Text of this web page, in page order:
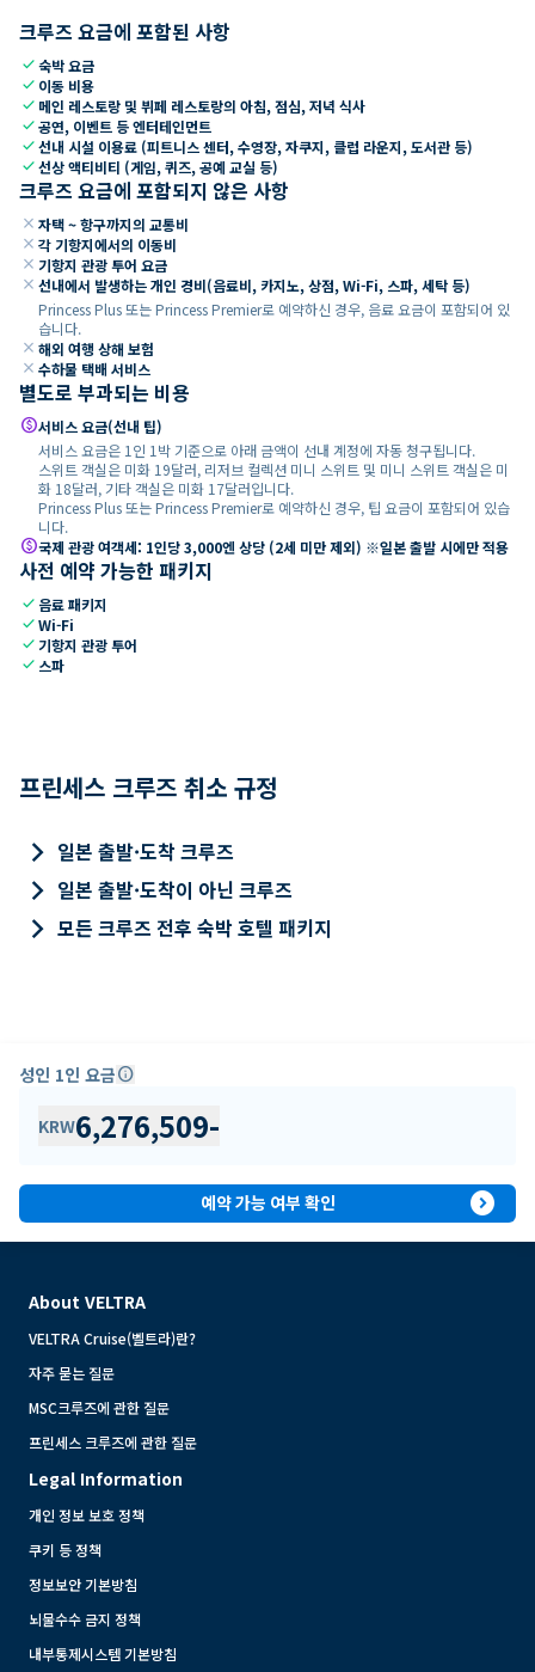
크루즈 요금에 포함된 사항
check숙박 요금
check 이동 비용
check 메인 레스토랑 및 뷔페 레스토랑의 아침, 점심, 저녁 식사
check공연, 이벤트 등 엔터테인먼트
check선내 시설 이용료 (피트니스 센터, 수영장, 자쿠지, 클럽 라운지, 도서관 등)
check선상 액티비티 (게임, 퀴즈, 공예 교실 등)
크루즈 요금에 포함되지 않은 사항
close 자택 ~ 항구까지의 교통비
close 각 기항지에서의 이동비
close 기항지 관광 투어 요금
close 선내에서 발생하는 개인 경비(음료비, 카지노, 상점, Wi-Fi, 스파, 세탁 등)
Princess Plus 또는 Princess Premier로 예약하신 경우, 음료 요금이 포함되어 있
습니다.
close 해외 여행 상해 보험
close 수하물 택배 서비스
별도로 부과되는 비용
paid서비스 요금(선내 팁)
서비스 요금은 1인 1박 기준으로 아래 금액이 선내 계정에 자동 청구됩니다.
스위트 객실은 미화 19달러, 리저브 컬렉션 미니 스위트 및 미니 스위트 객실은 미
화 18달러, 기타 객실은 미화 17달러입니다.
Princess Plus 또는 Princess Premier로 예약하신 경우, 팁 요금이 포함되어 있습
니다.
paid국제 관광 여객세: 1인당 3,000엔 상당 (2세 미만 제외) ※일본 출발 시에만 적용
사전 예약 가능한 패키지
check 음료 패키지
checkWi-Fi
check 기항지 관광 투어
check 스파
프린세스 크루즈 취소 규정
keyboard_arrow_right 일본 출발·도착 크루즈
keyboard_arrow_right 일본 출발·도착이 아닌 크루즈
keyboard_arrow_right 모든 크루즈 전후 숙박 호텔 패키지
성인 1인 요금info
KRW6,276,509-
예약 가능 여부 확인 expand_circle_right
About VELTRA
VELTRA Cruise(벨트라)란?
자주 묻는 질문
MSC크루즈에 관한 질문
프린세스 크루즈에 관한 질문
Legal Information
개인 정보 보호 정책
쿠키 등 정책
정보보안 기본방침
뇌물수수 금지 정책
내부통제시스템 기본방침